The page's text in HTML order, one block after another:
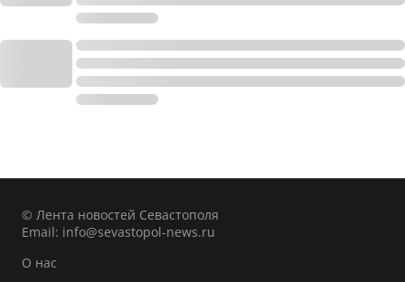
© Лента новостей Севастополя
Email: info@sevastopol-news.ru
О нас